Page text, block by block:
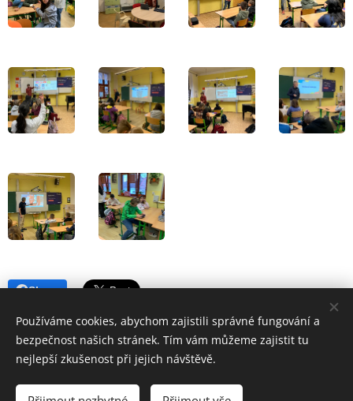
Share
© 2026 EDUTIME
Používáme cookies, abychom zajistili správné fungování a
bezpečnost našich stránek. Tím vám můžeme zajistit tu
nejlepší zkušenost při jejich návštěvě.